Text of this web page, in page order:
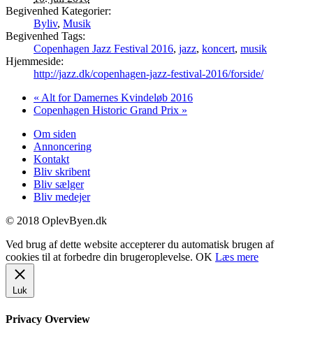
Begivenhed Kategorier:
Byliv, Musik
Begivenhed Tags:
Copenhagen Jazz Festival 2016, jazz, koncert, musik
Hjemmeside:
http://jazz.dk/copenhagen-jazz-festival-2016/forside/
« Alt for Damernes Kvindeløb 2016
Copenhagen Historic Grand Prix »
Om siden
Annoncering
Kontakt
Bliv skribent
Bliv sælger
Bliv medejer
© 2018 OplevByen.dk
Ved brug af dette website accepterer du automatisk brugen af
cookies til at forbedre din brugeroplevelse. OK Læs mere
Luk
Privacy Overview